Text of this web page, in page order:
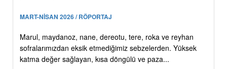
MART-NİSAN 2026 / RÖPORTAJ
Marul, maydanoz, nane, dereotu, tere, roka ve reyhan
sofralarımızdan eksik etmediğimiz sebzelerden. Yüksek
katma değer sağlayan, kısa döngülü ve paza...